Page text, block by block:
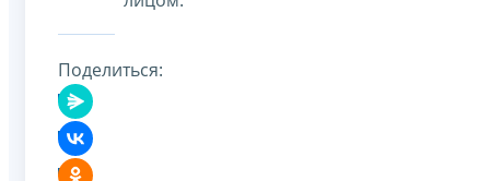
Поделиться: